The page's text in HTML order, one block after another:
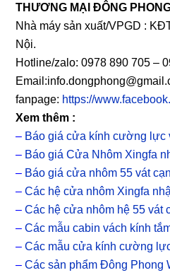
THƯƠNG MẠI ĐÔNG
Nhà máy sản xuất/VPGD :
Nội.
Hotline/zalo: 0978 890 705 –
fanpage: https://
Xem thêm :
– Báo giá cửa kính cường lực
– Báo giá Cửa Nhôm Xingfa
– Báo giá cửa nhôm 55 vát
–Các hệ cửa nhôm Xingfa
–Các hệ cửa nhôm hệ 55 vát
–Các mẫu cabin vách kính
–Các mẫu cửa kính cường
–Các sản phẩm Đông Phong